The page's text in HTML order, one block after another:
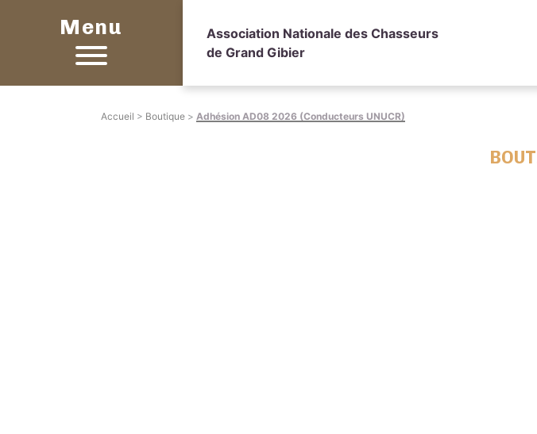
Menu
Association Nationale des Chasseurs
de Grand Gibier
Accueil > Boutique > Adhésion AD08 2026 (Conducteurs UNUCR)